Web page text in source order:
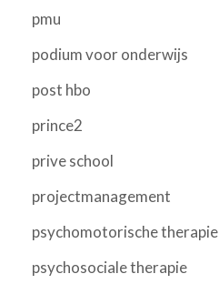
pmu
podium voor onderwijs
post hbo
prince2
prive school
projectmanagement
psychomotorische therapie
psychosociale therapie